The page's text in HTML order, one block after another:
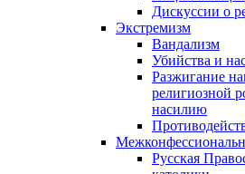
Дискуссии о
Экстремизм
Вандализм
Убийства и
Разжигание
религиозной
насилию
Русская